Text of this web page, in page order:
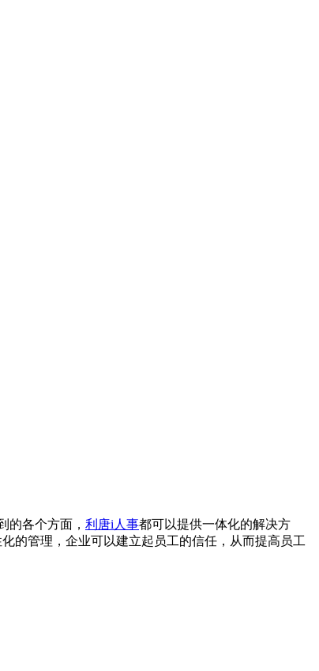
的各个方面， 利唐i人事都可以提供一体化的解决方
的管理，企业可以建立起员工的信任，从而提高员工